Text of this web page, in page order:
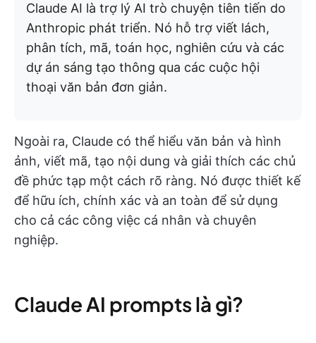
Claude AI là trợ lý AI trò chuyện tiên tiến do
Anthropic phát triển. Nó hỗ trợ viết lách,
phân tích, mã, toán học, nghiên cứu và các
dự án sáng tạo thông qua các cuộc hội
thoại văn bản đơn giản.
Ngoài ra, Claude có thể hiểu văn bản và hình
ảnh, viết mã, tạo nội dung và giải thích các chủ
đề phức tạp một cách rõ ràng. Nó được thiết kế
để hữu ích, chính xác và an toàn để sử dụng
cho cả các công việc cá nhân và chuyên
nghiệp.
Claude AI prompts là gì?